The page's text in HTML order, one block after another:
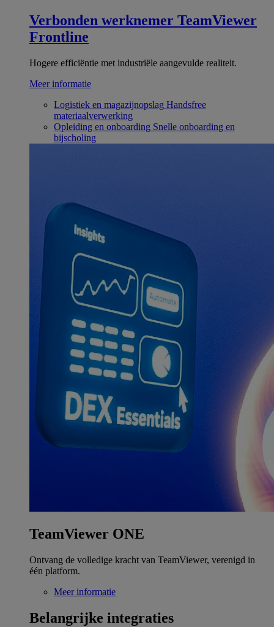
Verbonden werknemer TeamViewer
Frontline
Hogere efficiëntie met industriële aangevulde realiteit.
Meer informatie
Logistiek en magazijnopslag Handsfree
materiaalverwerking
Opleiding en onboarding Snelle onboarding en
bijscholing
TeamViewer ONE
Ontvang de volledige kracht van TeamViewer, verenigd in
één platform.
Meer informatie
Belangrijke integraties